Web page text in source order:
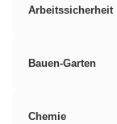
Arbeitssicherheit
Bauen-Garten
Chemie